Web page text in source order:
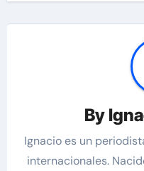
By
Ignacio es un
internacionales.